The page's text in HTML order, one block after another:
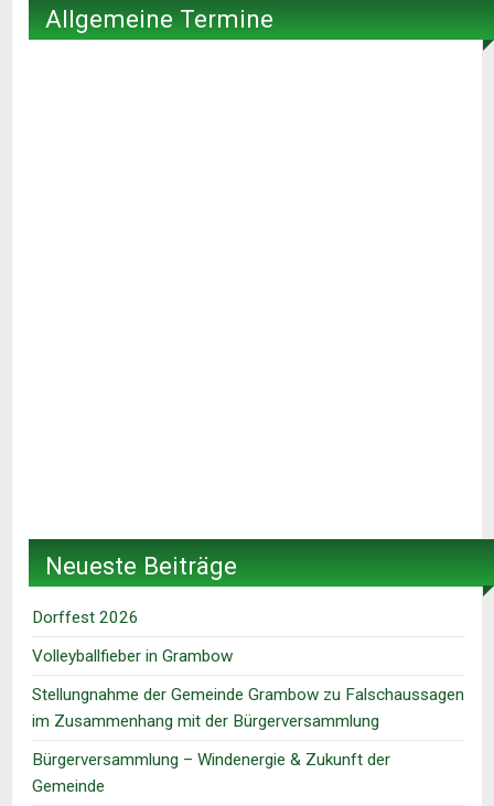
Allgemeine Termine
Neueste Beiträge
Dorffest 2026
Volleyballfieber in Grambow
Stellungnahme der Gemeinde Grambow zu Falschaussagen
im Zusammenhang mit der Bürgerversammlung
Bürgerversammlung – Windenergie & Zukunft der
Gemeinde